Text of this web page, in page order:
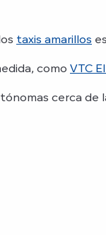
taxis amarillos
como VTC
cerca de